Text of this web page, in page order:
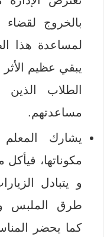
بالخروج
لمساعدة هذا
يبقي عظيم
الطلاب
مساعدتهم.
يشارك
مكوناتها،
و يتبادل
طرق الملبس
كما يحضر